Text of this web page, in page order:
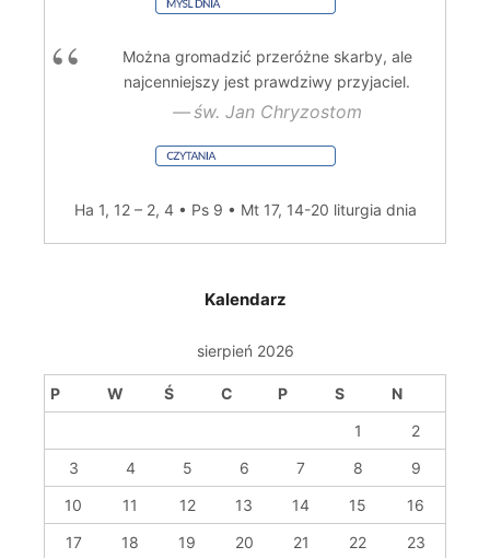
Można gromadzić przeróżne skarby, ale
najcenniejszy jest prawdziwy przyjaciel.
św. Jan Chryzostom
Ha 1, 12 – 2, 4 • Ps 9 • Mt 17, 14-20 liturgia dnia
Kalendarz
sierpień 2026
P W Ś C P S
N
1
2
3
4 5 6 7 8
9
10
11 12 13 14 15
16
17
18 19 20 21 22
23